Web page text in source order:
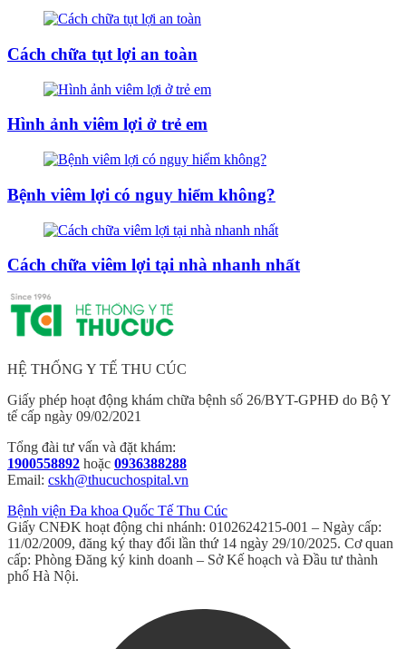
Cách chữa tụt lợi an toàn
Hình ảnh viêm lợi ở trẻ em
Bệnh viêm lợi có nguy hiểm không?
Cách chữa viêm lợi tại nhà nhanh nhất
HỆ THỐNG Y TẾ THU CÚC
Giấy phép hoạt động khám chữa bệnh số 26/BYT-GPHĐ do Bộ Y
tế cấp ngày 09/02/2021
Tổng đài tư vấn và đặt khám:
1900558892 hoặc 0936388288
Email: cskh@thucuchospital.vn
Bệnh viện Đa khoa Quốc Tế Thu Cúc
Giấy CNĐK hoạt động chi nhánh: 0102624215-001 – Ngày cấp:
11/02/2009, đăng ký thay đổi lần thứ 14 ngày 29/10/2025. Cơ quan
cấp: Phòng Đăng ký kinh doanh – Sở Kế hoạch và Đầu tư thành
phố Hà Nội.